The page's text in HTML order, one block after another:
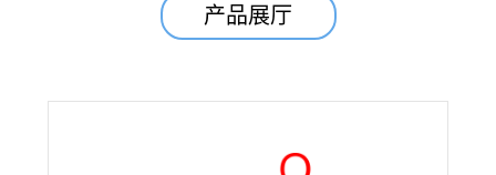
产品展厅